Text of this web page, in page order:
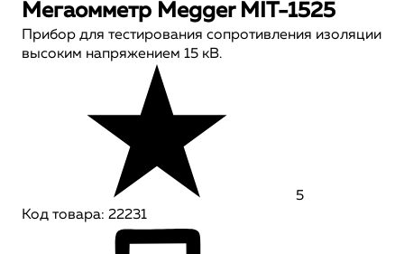
Мегаомметр Megger MIT-1525
Прибор для тестирования сопротивления изоляции
высоким напряжением 15 кВ.
5
Код товара: 22231